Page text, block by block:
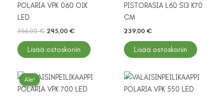
POLARIA VPK 060 OIK
LED
356,00€ Alkuperäinen
oli:
245,00 €Nykyinen
on:
245,00 €.
Lisää ostoskoriin
PISTORASIA L60 S13 K70
CM
239,00 €
Lisää ostoskoriin
Ale!
Ale!